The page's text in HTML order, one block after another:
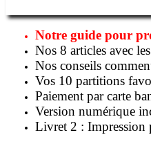
Notre guide pour
Nos 8 articles avec
Nos conseils
Vos 10 partitions
Paiement par carte
Version numérique
Livret 2 :